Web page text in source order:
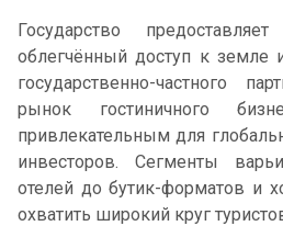
Государство
облегчённый доступ к земле
государственно-частного
рынок гостиничного
привлекательным для
инвесторов. Сегменты
отелей до бутик-форматов и
охватить широкий круг